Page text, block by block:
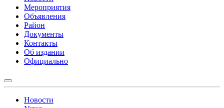
Мероприятия
Объявления
Район
Документы
Контакты
Об издании
Официально
Новости